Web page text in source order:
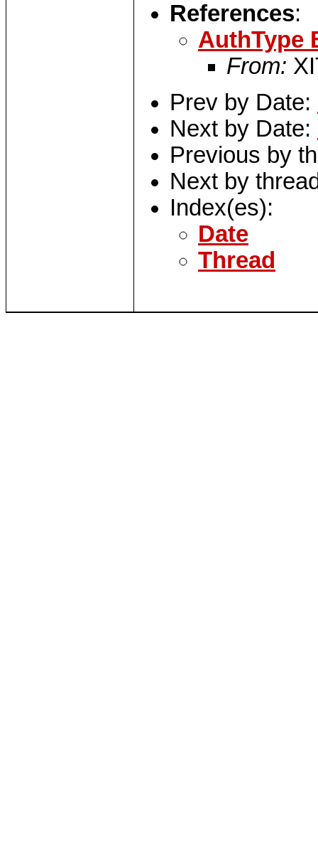
References:
AuthType
From:
Prev by Date:
Next by Date:
Previous by
Next by
Index(es):
Date
Thread